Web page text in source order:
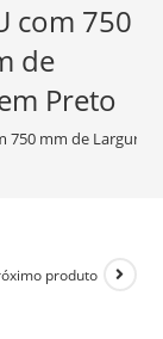
com 750
de
Preto
750 mm de Largura
produto